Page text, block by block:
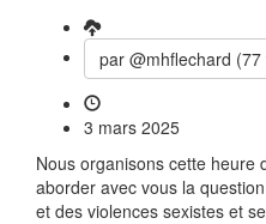
par @mhflechard (77
3 mars 2025
Nous organisons cette heure
aborder avec vous la
et des violences sexistes et